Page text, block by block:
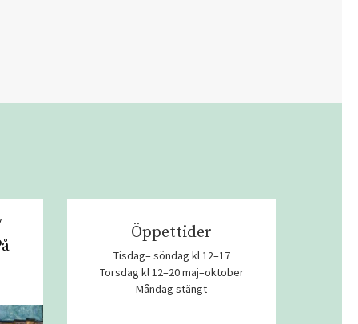
Öppettider
Tisdag– söndag kl 12–17
Torsdag kl 12–20 maj–oktober
Måndag stängt